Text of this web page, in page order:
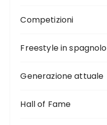
Competizioni
Freestyle in spagnolo
Generazione attuale
Hall of Fame